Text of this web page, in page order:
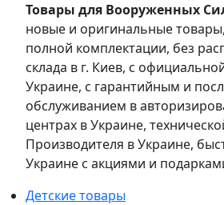
Товары для Вооруженных
новые и оригинальные
полной комплектации, без
склада в г. Киев, с
Украине, с гарантийным и
обслуживанием в
центрах в Украине,
Производителя в Украине,
Украине с акциями и
Детские товары